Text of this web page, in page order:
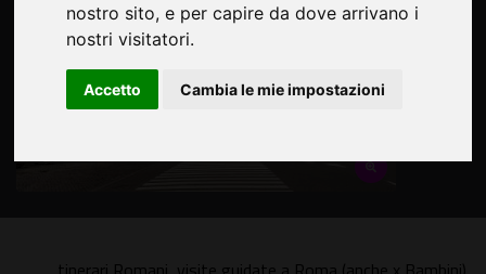
nostro sito, e per capire da dove arrivano i
nostri visitatori.
Accetto Cambia le mie impostazioni